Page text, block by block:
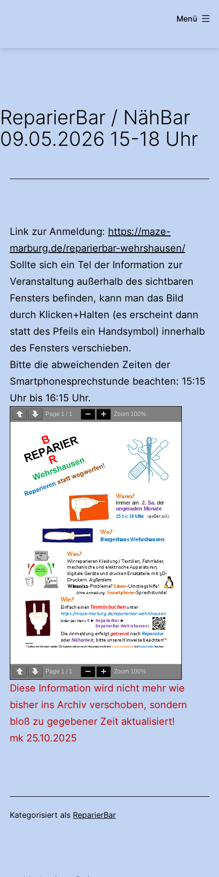
Menü
ReparierBar / NähBar
09.05.2026 15-18 Uhr
Link zur Anmeldung: https://maze-
marburg.de/reparierbar-wehrshausen/
Sollte sich ein Tel der Information zur
Veranstaltung außerhalb des sichtbaren
Fensters befinden, kann man das Bild
durch Klicken+Halten (es erscheint dann
statt des Pfeils ein Handsymbol) innerhalb
des Fensters verschieben.
Bitte die abweichenden Zeiten der
Smartphonesprechstunde beachten: 15:15
Uhr bis 16:15 Uhr.
Page 1 / 1 Zoom 100%
Page 1 / 1 Zoom 100%
Diese Information wird nicht mehr wie
bisher ins Archiv verschoben, sondern
bloß zu gegebener Zeit aktualisiert!
mk 25.10.2025
Kategorisiert als ReparierBar